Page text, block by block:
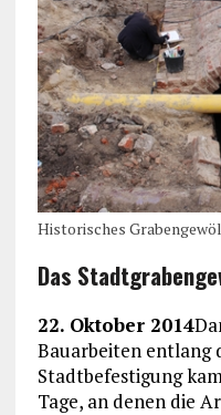
Historisches
Das
22. Oktober 2014
Bauarbeiten entlang
Stadtbefestigung
Tage, an denen die